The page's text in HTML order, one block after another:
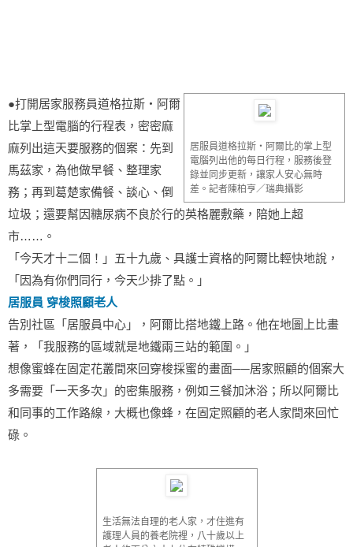
居服員道格拉斯‧阿爾比的掌上型
電腦列出他的每日行程，服務後登
錄並同步更新，讓家人安心無時
差。記者陳柏亨／瑞典攝影
●打開居家服務員道格拉斯‧阿爾
比掌上型電腦的行程表，密密麻
麻列出這天要服務的個案：先到
馬茲家，為他做早餐、整理家
務；再到葛楚家備餐、談心、倒
垃圾；還要幫因糖尿病不良於行的英格麗敷藥，陪她上超
市……。
「今天才十二個！」五十九歲、具護士資格的阿爾比輕快地說，
「因為有你們同行，今天少排了點。」
居服員 穿梭照顧老人
告別社區「居服員中心」，阿爾比搭地鐵上路。他在地圖上比畫
著，「我服務的區域就是地鐵兩三站的範圍。」
想像蜜蜂在固定花叢間來回穿梭採蜜的畫面──居家照顧的個案大
多需要「一天多次」的密集服務，例如三餐加沐浴；所以阿爾比
和同事的工作路線，大概也像蜂，在固定照顧的老人家間來回忙
碌。
生活無法自理的老人家，才住進有
護理人員的養老院裡，八十歲以上